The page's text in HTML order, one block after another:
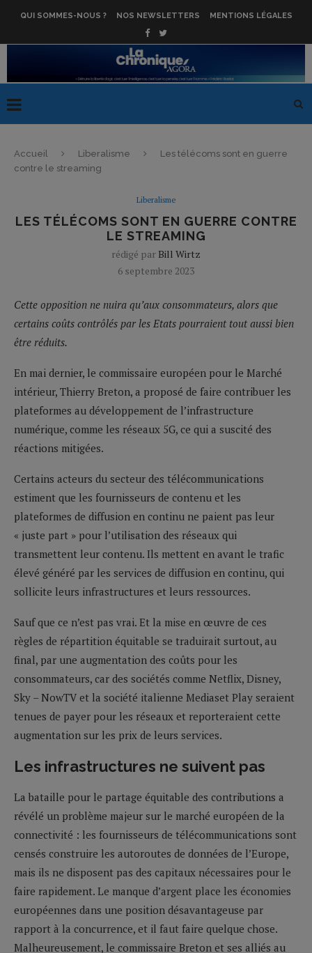
QUI SOMMES-NOUS ? NOS NEWSLETTERS MENTIONS LÉGALES
Accueil Liberalisme
Les télécoms sont en guerre
contre le streaming
Liberalisme
LES TÉLÉCOMS SONT EN GUERRE CONTRE
LE STREAMING
rédigé par Bill Wirtz
6 septembre 2023
Cette opposition ne nuira qu’aux consommateurs, alors que
certains coûts contrôlés par les Etats pourraient tout aussi bien
être réduits.
En mai dernier, le commissaire européen pour le Marché
intérieur, Thierry Breton, a proposé de faire contribuer les
plateformes au développement de l’infrastructure
numérique, comme les réseaux 5G, ce qui a suscité des
réactions mitigées.
Certains acteurs du secteur des télécommunications
estiment que les fournisseurs de contenu et les
plateformes de diffusion en continu ne paient pas leur
« juste part » pour l’utilisation des réseaux qui
transmettent leur contenu. Ils mettent en avant le trafic
élevé généré par les services de diffusion en continu, qui
sollicite leurs infrastructures et leurs ressources.
Sauf que ce n’est pas vrai. Et la mise en œuvre de ces
règles de répartition équitable se traduirait surtout, au
final, par une augmentation des coûts pour les
consommateurs, car des sociétés comme Netflix, Disney,
Sky – NowTV et la société italienne Mediaset Play seraient
tenues de payer pour les réseaux et reporteraient cette
augmentation sur les prix de leurs services.
Les infrastructures ne suivent pas
La bataille pour le partage équitable des contributions a
révélé un problème majeur sur le marché européen de la
connectivité : les fournisseurs de télécommunications sont
censés construire les autoroutes de données de l’Europe,
mais ils ne disposent pas des capitaux nécessaires pour le
faire rapidement. Le manque d’argent place les économies
européennes dans une position désavantageuse par
rapport à la concurrence, et il faut faire quelque chose.
Malheureusement, le commissaire Breton et ses alliés au